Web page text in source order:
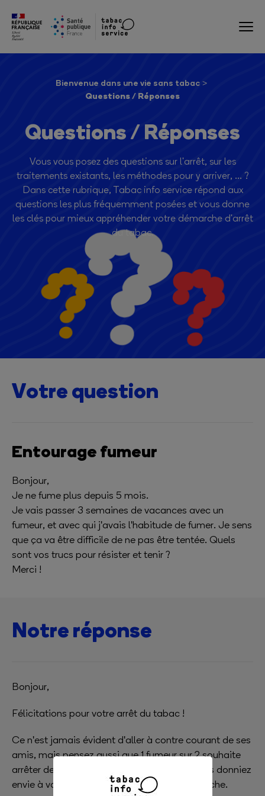
Bienvenue dans une vie sans tabac
Questions / Réponses
Questions / Réponses
Vous vous posez des questions sur l'arrêt, sur les
traitements existants, les méthodes pour y arriver, ... ?
Dans cette rubrique, Tabac info service répond aux
questions les plus fréquemment posées et vous donne
les clés pour mieux appréhender votre démarche d'arrêt
du tabac.
Votre question
Entourage fumeur
Bonjour,
Je ne fume plus depuis 5 mois.
Je vais passer 3 semaines de vacances avec un
fumeur, et avec qui j'avais l'habitude de fumer. Je sens
que ça va être difficile de ne pas être tentée. Quels
sont vos trucs pour résister et tenir ?
Merci !
Notre réponse
Bonjour,
Félicitations pour votre arrêt du tabac !
Ce n'est jamais évident d'aller à contre courant de ses
amis, mais pensez aussi que 1 fumeur sur 2 souhaite
arrêter de fumer, il est donc possible que vous donniez
envie à votre ami de se tenter aussi la démarche.